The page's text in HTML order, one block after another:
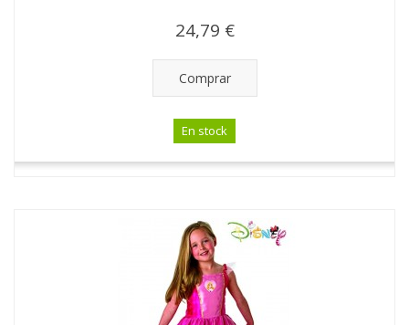
24,79 €
Comprar
En stock